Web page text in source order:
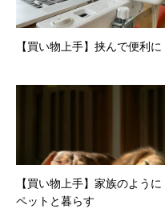
【買い物上手】挟んで便利に
【買い物上手】家族のように
ペットと暮らす